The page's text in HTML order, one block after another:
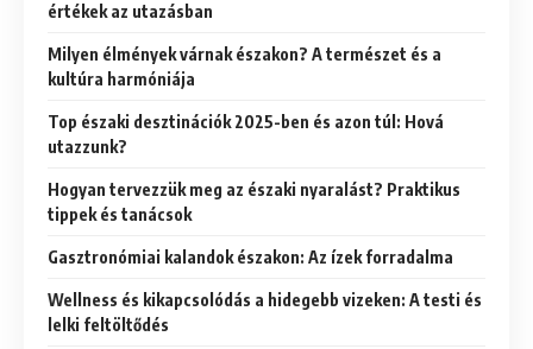
értékek az utazásban
Milyen élmények várnak északon? A természet és a
kultúra harmóniája
Top északi desztinációk 2025-ben és azon túl: Hová
utazzunk?
Hogyan tervezzük meg az északi nyaralást? Praktikus
tippek és tanácsok
Gasztronómiai kalandok északon: Az ízek forradalma
Wellness és kikapcsolódás a hidegebb vizeken: A testi és
lelki feltöltődés